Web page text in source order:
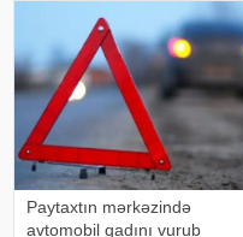
dünyasını dəyişib. Bu gün onu
Paytaxtın mərkəzində
avtomobil qadını vurub